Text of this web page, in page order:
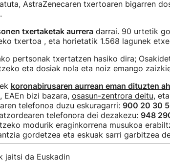
AstraZenecaren txertoaren bigarren
txertaketak aurreradarrai. 90 urtetik
txertoa , eta horietatik 1.568 lagunek
pertsonak txertatzen hasiko dira;
eta dosiak nola eta noiz emango
koronabirusaren aurrean eman dituzten
EAEn bizi bazara, osasun-zentrora deitu,
telefonoa duzu eskuragarri: 900 20 30
telefonora dei dezakezu: 948
modurik eraginkorrena musukoa
gordetzea eta eskuak sarri garbitzea
jaitsi da Euskadin